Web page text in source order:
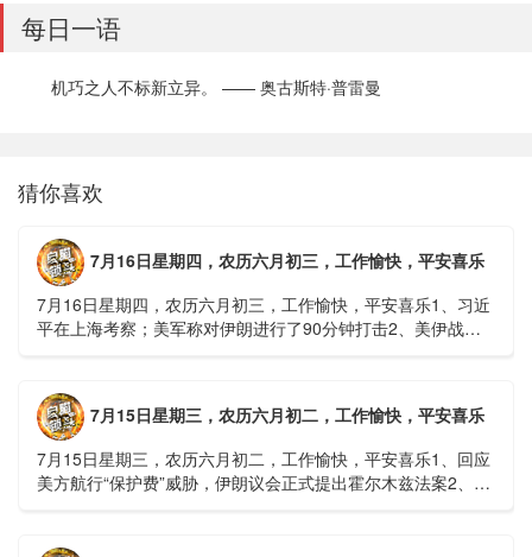
每日一语
机巧之人不标新立异。 —— 奥古斯特·普雷曼
猜你喜欢
7月16日星期四，农历六月初三，工作愉快，平安喜乐
7月16日星期四，农历六月初三，工作愉快，平安喜乐1、习近
平在上海考察；美军称对伊朗进行了90分钟打击2、美伊战争
7月15日星期三，农历六月初二，工作愉快，平安喜乐
7月15日星期三，农历六月初二，工作愉快，平安喜乐1、回应
美方航行“保护费”威胁，伊朗议会正式提出霍尔木兹法案2、全